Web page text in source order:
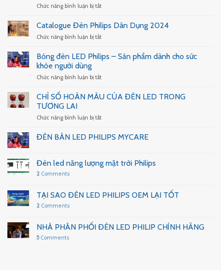
của
led
Philips
quan
như
Chức năng bình luận bị tắtở
CHỌN
ĐÈN
LED
QUA
KỸ
CỦA
Catalogue Đèn Philips Dân Dụng 2024
Chức năng bình luận bị tắtở
Đèn
Philips
Dụng
Bóng đèn LED Philips – Sản phẩm dành cho sức
khỏe người dùng
Chức năng bình luận bị tắtở
đèn
–
phẩm
sức
khỏe
CHỈ SỐ HOÀN MÀU CỦA ĐÈN LED TRONG
TƯƠNG LAI
Chức năng bình luận bị tắtở
SỐ
ĐÈN
TƯƠNG
ĐÈN BÀN LED PHILIPS MYCARE
Đèn led năng lượng mặt trời Philips
2 Comments
TẠI SAO ĐÈN LED PHILIPS OEM LẠI TỐT
2 Comments
NHÀ PHÂN PHỐI ĐÈN LED PHILIP CHÍNH HÃNG
5Comments